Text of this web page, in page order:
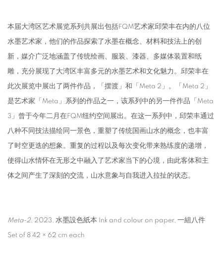
本届大湾区艺术展览系列共展出包括FQM艺术家邱荣丰在内的八位
水墨艺术家，他们的作品探索了水墨在概念、材料和技法上的创
新，媒介广泛地涵盖了传统绘画、服装、漆器、多媒体装置和纸
雕，充分展现了大湾区丰富多元的水墨艺术和文化魅力。邱荣丰在
此次展览中展出了两件作品，「摆渡」和「Meta 2」。「Meta 2」
是艺术家「Meta」系列的作品之一，该系列中的另一件作品「Meta
3」曾于今年二月在FQM纽约空间展出。在这一系列中，邱荣丰通过
八种不同技法描绘同一景色，重塑了传统国画山水的概念，也丰富
了时空更迭的想象。重复的过程以及每次变化带来熟练度的递增，
使得山水情怀在无形之中融入了艺术家当下的心境，由此客体和主
体之间产生了深刻的交流，山水意象与自我进入拉扯的状态。
Meta-2, 2023, 水墨設色紙本 Ink and colour on paper, 一組八件
Set of 8 42 × 62 cm each